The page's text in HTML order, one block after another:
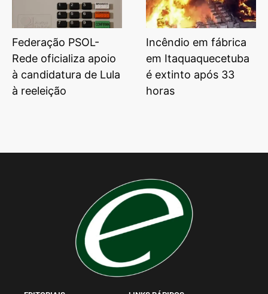
Federação PSOL-
Rede oficializa apoio
à candidatura de Lula
à reeleição
Incêndio em fábrica
em Itaquaquecetuba
é extinto após 33
horas